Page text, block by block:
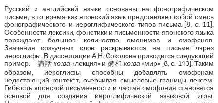
Русский и английский языки основаны на фонографическом
письме, в то время как японский язык представляет собой смесь
фонографического и иероглифического типов письма [8, с. 11].
Особенности лексики, фонетики и письменности японского языка
порождают большое количество омонимов и омофонов.
Значения созвучных слов раскрываются на письме через
иероглифы. В диссертации А.Н. Соколова приводится следующий
пример: 講話ко:ва «лекция» и 媾和 ко:ва «мир» [8, с. 143]. Таким
образом, иероглифы способны добавлять омофонам
недостающий контекст, очерчивая смысловые границы лексем.
Гибкость японской письменности и частая омофония становятся
основой для создания иероглифической языковой игры.